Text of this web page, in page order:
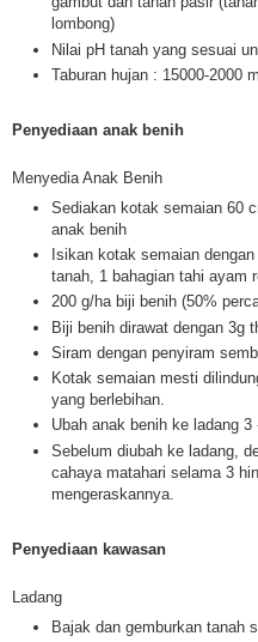
lombong)
Nilai pH tanah yang sesuai
Taburan hujan : 15000-2000
Penyediaan anak benih
Menyedia Anak Benih
Sediakan kotak semaian 60
anak benih
Isikan kotak semaian
tanah, 1 bahagian tahi ayam
200 g/ha biji benih (50%
Biji benih dirawat dengan 3g
Siram dengan penyiram
Kotak semaian mesti
yang berlebihan.
Ubah anak benih ke ladang
Sebelum diubah ke ladang,
cahaya matahari selama 3
mengeraskannya.
Penyediaan kawasan
Ladang
Bajak dan gemburkan tanah